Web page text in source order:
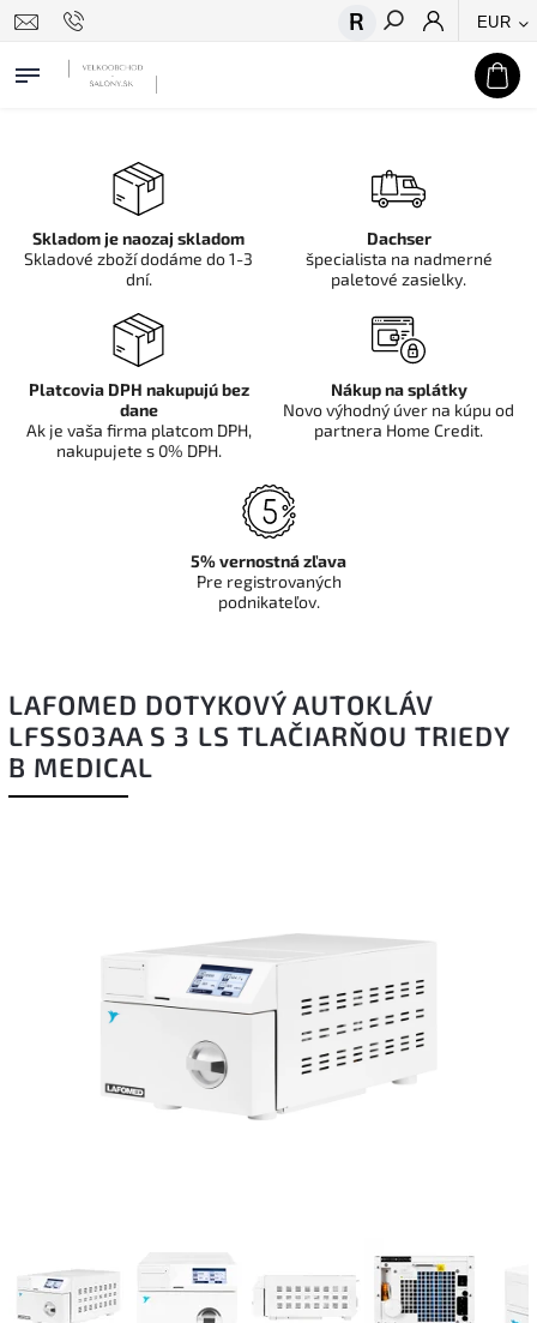
EUR
Hľadať
LAFOMED DOTYKOVÝ AUTOKLÁV
LFSS03AA S 3 LS TLAČIARŇOU TRIEDY
B MEDICAL
Skladom je naozaj skladom
Skladové zboží dodáme do 1-3
dní.
Dachser
špecialista na nadmerné
paletové zasielky.
Platcovia DPH nakupujú bez
dane
Ak je vaša firma platcom DPH,
nakupujete s 0% DPH.
Nákup na splátky
Novo výhodný úver na kúpu od
partnera Home Credit.
5% vernostná zľava
Pre registrovaných
podnikateľov.